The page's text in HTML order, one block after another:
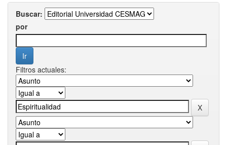
Buscar:
por
Filtros actuales: